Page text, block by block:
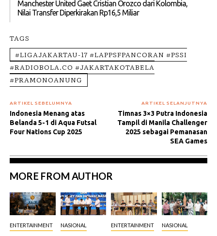
Manchester United Gaet Cristian Orozco dari Kolombia,
Nilai Transfer Diperkirakan Rp16,5 Miliar
TAGS
#LIGAJAKARTAU-17 #LAPPSFPANCORAN #PSSI
#RADIOBOLA.CO #JAKARTAKOTABELA
#PRAMONOANUNG
ARTIKEL SEBELUMNYA
Indonesia Menang atas
Belanda 5-1 di Aqua Futsal
Four Nations Cup 2025
ARTIKEL SELANJUTNYA
Timnas 3×3 Putra Indonesia
Tampil di Manila Challenger
2025 sebagai Pemanasan
SEA Games
MORE FROM AUTHOR
ENTERTAINMENT NASIONAL ENTERTAINMENT NASIONAL